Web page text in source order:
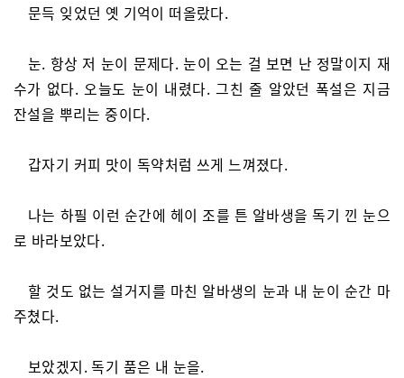
문득 잊었던 옛 기억이 떠올랐다.
눈. 항상 저 눈이 문제다. 눈이 오는 걸 보면 난 정말이지 재
수가 없다. 오늘도 눈이 내렸다. 그친 줄 알았던 폭설은 지금
잔설을 뿌리는 중이다.
갑자기 커피 맛이 독약처럼 쓰게 느껴졌다.
나는 하필 이런 순간에 헤이 조를 튼 알바생을 독기 낀 눈으
로 바라보았다.
할 것도 없는 설거지를 마친 알바생의 눈과 내 눈이 순간 마
주쳤다.
보았겠지. 독기 품은 내 눈을.